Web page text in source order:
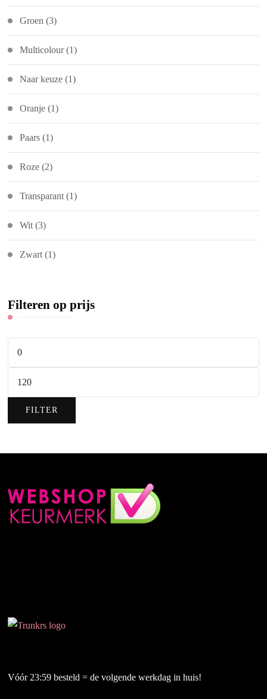
Groen (3)
Multicolour (1)
Naar keuze (1)
Oranje (1)
Paars (1)
Roze (2)
Transparant (1)
Wit (3)
Zwart (1)
Filteren op prijs
Min.
prijs
Max.
prijs
FILTER
Vóór 23:59 besteld = de volgende werkdag in huis!